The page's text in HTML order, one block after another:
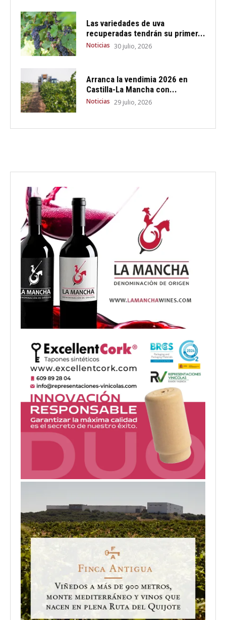
Las variedades de uva
recuperadas tendrán su primer...
Noticias 30 julio, 2026
Arranca la vendimia 2026 en
Castilla-La Mancha con...
Noticias 29 julio, 2026